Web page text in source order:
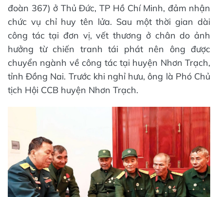
đoàn 367) ở Thủ Đức, TP Hồ Chí Minh, đảm nhận
chức vụ chỉ huy tên lửa. Sau một thời gian dài
công tác tại đơn vị, vết thương ở chân do ảnh
hưởng từ chiến tranh tái phát nên ông được
chuyển ngành về công tác tại huyện Nhơn Trạch,
tỉnh Đồng Nai. Trước khi nghỉ hưu, ông là Phó Chủ
tịch Hội CCB huyện Nhơn Trạch.